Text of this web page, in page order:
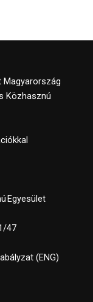
Magyarország
Közhasznú
Egyesület
47
(ENG)